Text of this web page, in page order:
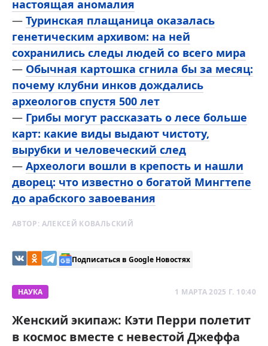
настоящая аномалия
— Туринская плащаница оказалась
генетическим архивом: на ней
сохранились следы людей со всего мира
— Обычная картошка сгнила бы за месяц:
почему клубни инков дождались
археологов спустя 500 лет
— Грибы могут рассказать о лесе больше
карт: какие виды выдают чистоту,
вырубки и человеческий след
— Археологи вошли в крепость и нашли
дворец: что известно о богатой Мингтепе
до арабского завоевания
АВТОР: АЛЕКСЕЙ КОВАЛЬСКИЙ
Подписаться в Google Новостях
НАУКА 1 МАРТА 2025 Г. 10:40
Женский экипаж: Кэти Перри полетит
в космос вместе с невестой Джеффа